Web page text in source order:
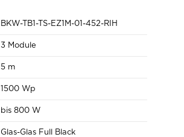
BKW-TB1-TS-EZ1M-01-452-RIH
3 Module
5 m
1500 Wp
bis 800 W
Glas-Glas Full Black